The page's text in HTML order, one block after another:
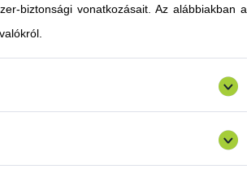
biztonsági vonatkozásait. Az alábbiakban a